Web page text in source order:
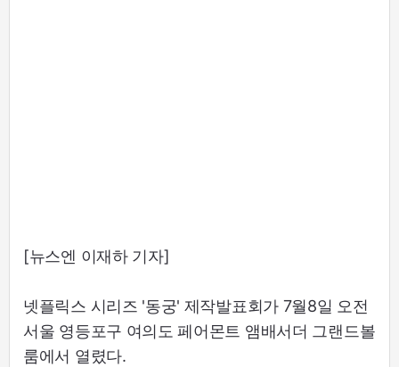
[뉴스엔 이재하 기자]
넷플릭스 시리즈 '동궁' 제작발표회가 7월8일 오전
서울 영등포구 여의도 페어몬트 앰배서더 그랜드볼
룸에서 열렸다.